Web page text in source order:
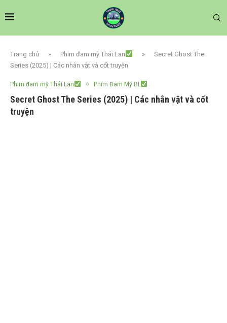
Trang chủ » Phim đam mỹ Thái Lan »
Secret Ghost The
Series (2025) | Các nhân vật và cốt truyện
Phim đam mỹ Thái Lan Phim Đam Mỹ BL
Secret Ghost The Series (2025) | Các nhân vật và cốt
truyện